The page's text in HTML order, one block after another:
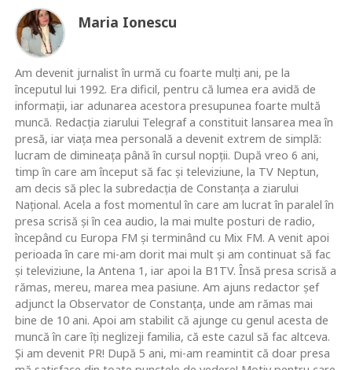
Maria Ionescu
Am devenit jurnalist în urmă cu foarte mulţi ani, pe la
începutul lui 1992. Era dificil, pentru că lumea era avidă de
informaţii, iar adunarea acestora presupunea foarte multă
muncă. Redacţia ziarului Telegraf a constituit lansarea mea în
presă, iar viaţa mea personală a devenit extrem de simplă:
lucram de dimineaţa până în cursul nopţii. După vreo 6 ani,
timp în care am început să fac şi televiziune, la TV Neptun,
am decis să plec la subredacţia de Constanţa a ziarului
Naţional. Acela a fost momentul în care am lucrat în paralel în
presa scrisă şi în cea audio, la mai multe posturi de radio,
începând cu Europa FM şi terminând cu Mix FM. A venit apoi
perioada în care mi-am dorit mai mult şi am continuat să fac
şi televiziune, la Antena 1, iar apoi la B1TV. Însă presa scrisă a
rămas, mereu, marea mea pasiune. Am ajuns redactor şef
adjunct la Observator de Constanţa, unde am rămas mai
bine de 10 ani. Apoi am stabilit că ajunge cu genul acesta de
muncă în care îţi neglizeji familia, că este cazul să fac altceva.
Şi am devenit PR! După 5 ani, mi-am reamintit că doar presa